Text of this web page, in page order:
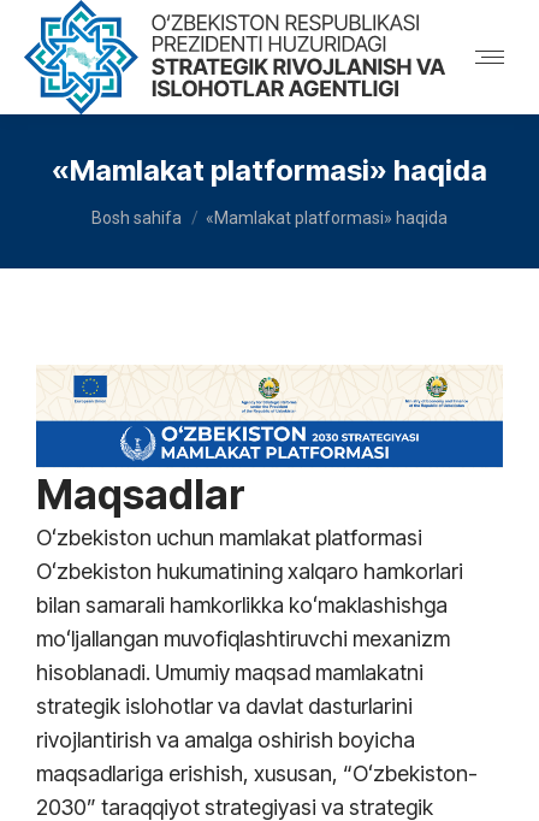
«Mamlakat platformasi» haqida
You are here:
Bosh sahifa «Mamlakat platformasi» haqida
Maqsadlar
Oʻzbekiston uchun mamlakat platformasi
Oʻzbekiston hukumatining xalqaro hamkorlari
bilan samarali hamkorlikka koʻmaklashishga
moʻljallangan muvofiqlashtiruvchi mexanizm
hisoblanadi. Umumiy maqsad mamlakatni
strategik islohotlar va davlat dasturlarini
rivojlantirish va amalga oshirish boyicha
maqsadlariga erishish, xususan, “Oʻzbekiston-
2030” taraqqiyot strategiyasi va strategik